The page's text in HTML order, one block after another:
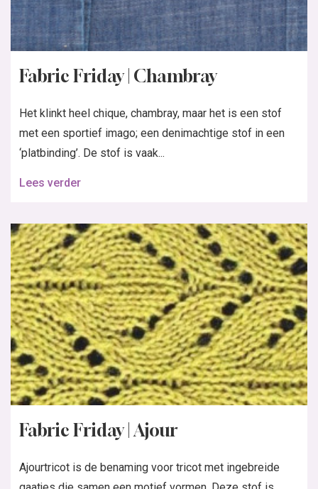
Fabric Friday | Chambray
Het klinkt heel chique, chambray, maar het is een stof
met een sportief imago; een denimachtige stof in een
‘platbinding’. De stof is vaak...
Lees verder
Fabric Friday | Ajour
Ajourtricot is de benaming voor tricot met ingebreide